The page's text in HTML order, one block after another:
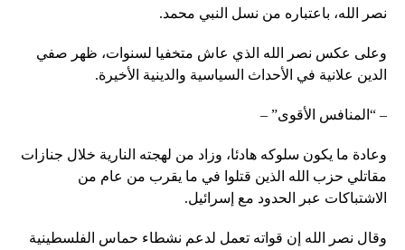
نصر الله، باعتباره من نسل النبي محمد.
وعلى عكس نصر الله الذي عاش متخفيا لسنوات، ظهر صفي
الدين علانية في الأحداث السياسية والدينية الأخيرة.
– “المنافس الأقوى” –
وعادة ما يكون سلوكه هادئا، وزاد من لهجته النارية خلال جنازات
مقاتلي حزب الله الذين قتلوا في ما يقرب من عام من
الاشتباكات عبر الحدود مع إسرائيل.
وقال نصر الله إن قواته تعمل لدعم نشطاء حماس الفلسطينية